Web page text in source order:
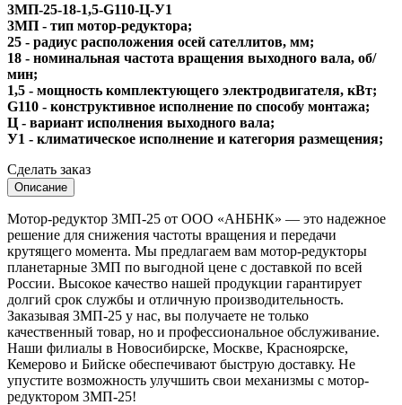
3МП-25-18-1,5-G110-Ц-У1
3МП - тип мотор-редуктора;
25 - радиус расположения осей сателлитов, мм;
18 - номинальная частота вращения выходного вала, об/
мин;
1,5 - мощность комплектующего электродвигателя, кВт;
G110 - конструктивное исполнение по способу монтажа;
Ц - вариант исполнения выходного вала;
У1 - климатическое исполнение и категория размещения;
Сделать заказ
Описание
Мотор-редуктор 3МП-25 от ООО «АНБНК» — это надежное
решение для снижения частоты вращения и передачи
крутящего момента. Мы предлагаем вам мотор-редукторы
планетарные 3МП по выгодной цене с доставкой по всей
России. Высокое качество нашей продукции гарантирует
долгий срок службы и отличную производительность.
Заказывая 3МП-25 у нас, вы получаете не только
качественный товар, но и профессиональное обслуживание.
Наши филиалы в Новосибирске, Москве, Красноярске,
Кемерово и Бийске обеспечивают быструю доставку. Не
упустите возможность улучшить свои механизмы с мотор-
редуктором 3МП-25!